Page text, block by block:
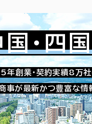
お問い合わせ番号：
国・四国
創業・契約実績8万
事が最新かつ豊富な情